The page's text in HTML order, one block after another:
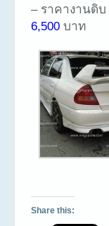
– ราคางานดิบ
6,500 บาท
Share this: